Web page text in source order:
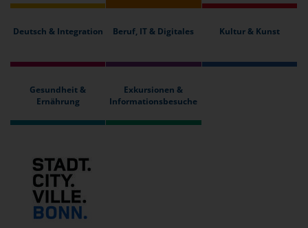
Deutsch & Integration Beruf, IT & Digitales Kultur & Kunst
Gesundheit &
Ernährung
Exkursionen &
Informationsbesuche